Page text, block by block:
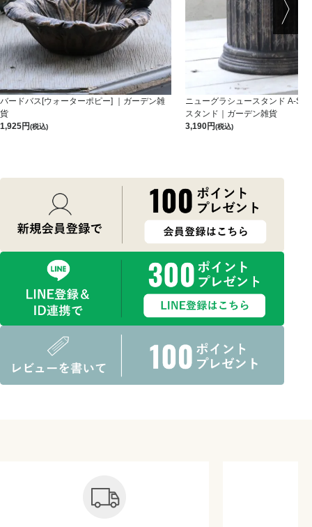
バードバス[ウォーターポピー] ｜ガーデン雑
貨
1,925
(税込)
ニューグラシュースタンド A-S-
スタンド｜ガーデン雑貨
3,190
(税込)